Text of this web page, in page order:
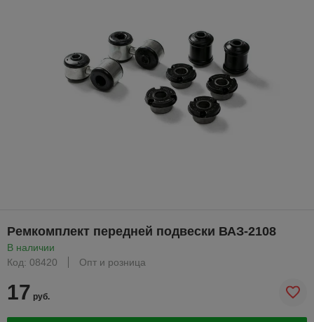
Ремкомплект передней подвески ВАЗ-2108
В наличии
Код: 08420
Опт и розница
17 руб.